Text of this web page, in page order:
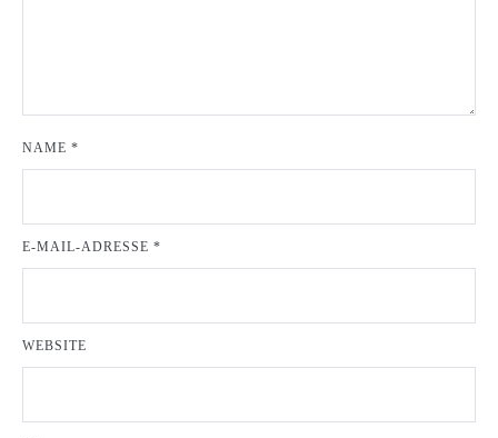
NAME *
E-MAIL-ADRESSE *
WEBSITE